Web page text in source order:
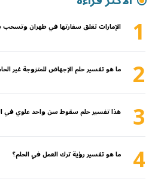
1 الإمارات تغلق سفارتها في طهران وتسحب
2 ما هو تفسير حلم الإجهاض للمتزوجة غير
3 هذا تفسير حلم سقوط سن واحد علوي في
4 ما هو تفسير رؤية ترك العمل في الحلم؟